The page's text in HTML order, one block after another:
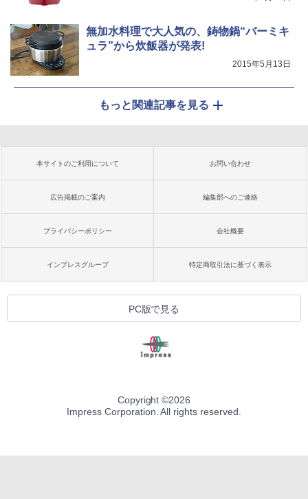
無加水料理で大人気の、鋳物鍋“バーミキ
ュラ”から炊飯器が発表!
2015年5月13日
もっと関連記事を見る
本サイトのご利用について お問い合わせ
広告掲載のご案内 編集部へのご連絡
プライバシーポリシー 会社概要
インプレスグループ 特定商取引法に基づく表示
PC版で見る
Copyright ©2026
Impress Corporation. All rights reserved.